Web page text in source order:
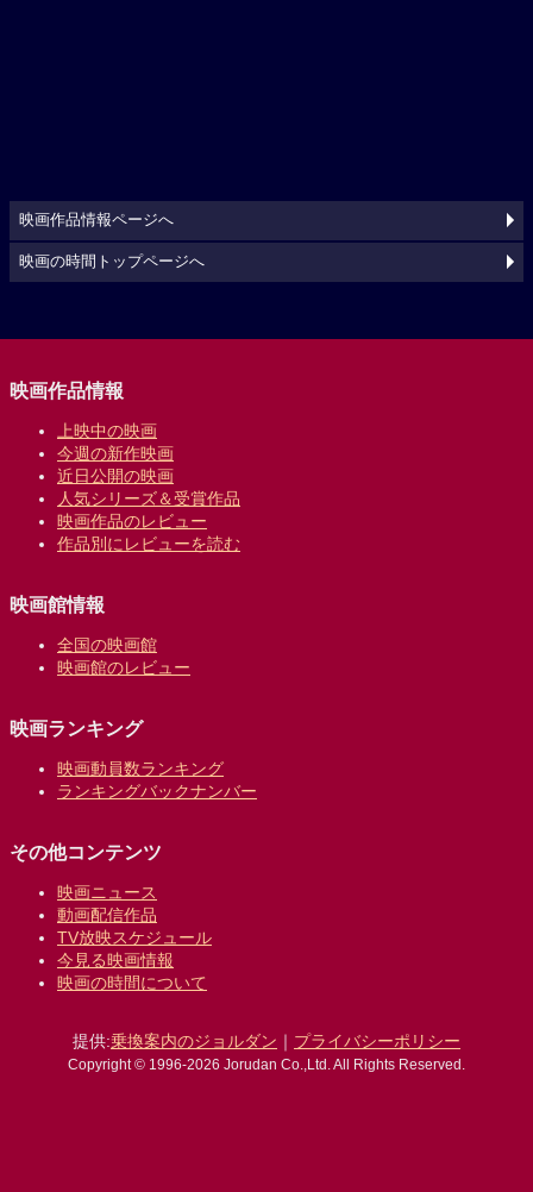
映画作品情報ページへ
映画の時間トップページへ
映画作品情報
上映中の映画
今週の新作映画
近日公開の映画
人気シリーズ＆受賞作品
映画作品のレビュー
作品別にレビューを読む
映画館情報
全国の映画館
映画館のレビュー
映画ランキング
映画動員数ランキング
ランキングバックナンバー
その他コンテンツ
映画ニュース
動画配信作品
TV放映スケジュール
今見る映画情報
映画の時間について
提供:乗換案内のジョルダン ｜ プライバシーポリシー
Copyright © 1996-2026 Jorudan Co.,Ltd. All Rights Reserved.